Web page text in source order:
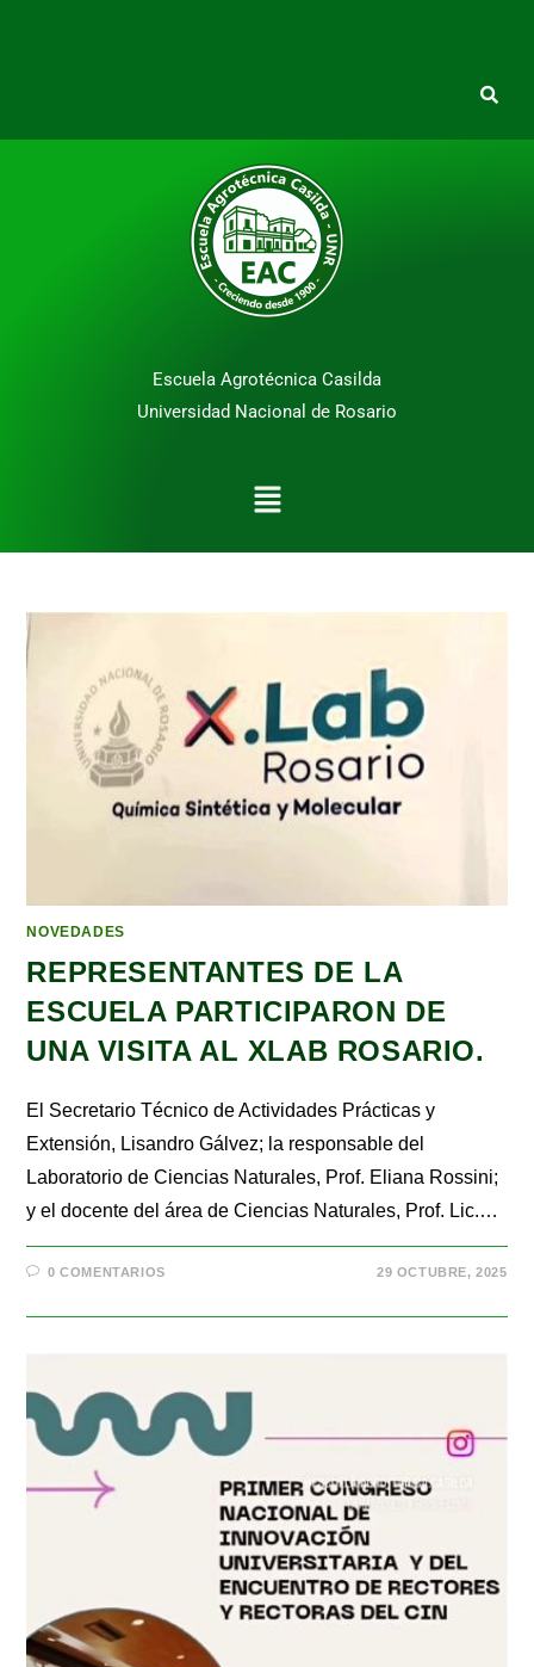
Escuela Agrotécnica Casilda
Universidad Nacional de Rosario
NOVEDADES
REPRESENTANTES DE LA
ESCUELA PARTICIPARON DE
UNA VISITA AL XLAB ROSARIO.
El Secretario Técnico de Actividades Prácticas y
Extensión, Lisandro Gálvez; la responsable del
Laboratorio de Ciencias Naturales, Prof. Eliana Rossini;
y el docente del área de Ciencias Naturales, Prof. Lic.…
0 COMENTARIOS 29 OCTUBRE, 2025